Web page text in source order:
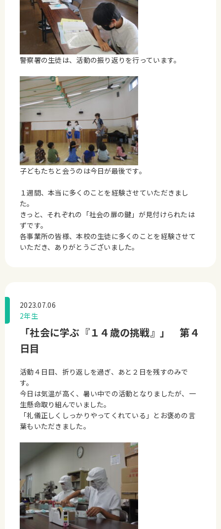
警察署の生徒は、活動の振り返りを行っています。
子どもたちと会うのは今日が最後です。
１週間、本当に多くのことを経験させていただきまし
た。
きっと、それぞれの「社会の扉の鍵」が見付けられたは
ずです。
各事業所の皆様、本校の生徒に多くのことを経験させて
いただき、ありがとうございました。
2023.07.06
2年生
「社会に学ぶ『１４歳の挑戦』」 第４
日目
活動４日目、折り返しを過ぎ、あと２日を残すのみで
す。
今日は気温が高く、暑い中での活動となりましたが、一
生懸命取り組んでいました。
「礼儀正しくしっかりやってくれている」とお褒めの言
葉もいただきました。